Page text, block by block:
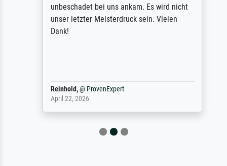
unbeschadet bei uns ankam. Es wird nicht
unser letzter Meisterdruck sein. Vielen
Dank!
Reinhold,@ProvenExpert
April 22, 2026